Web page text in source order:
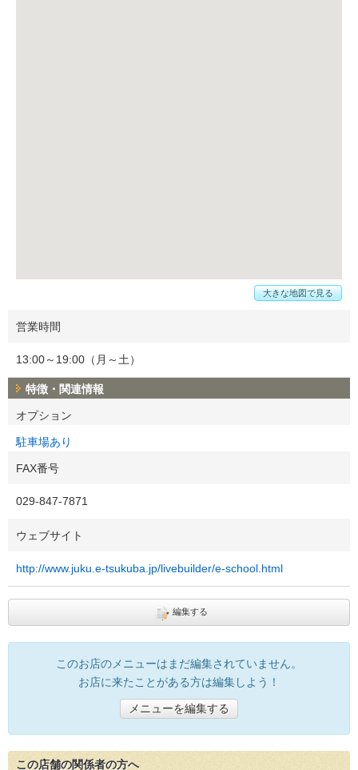
大きな地図で見る
営業時間
13:00～19:00（月～土）
特徴・関連情報
オプション
駐車場あり
FAX番号
029-847-7871
ウェブサイト
http://www.juku.e-tsukuba.jp/livebuilder/e-school.html
編集する
このお店のメニューはまだ編集されていません。
お店に来たことがある方は編集しよう！
メニューを編集する
この店舗の関係者の方へ